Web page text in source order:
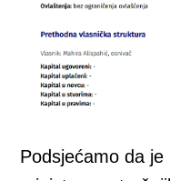
Podsjećamo da je